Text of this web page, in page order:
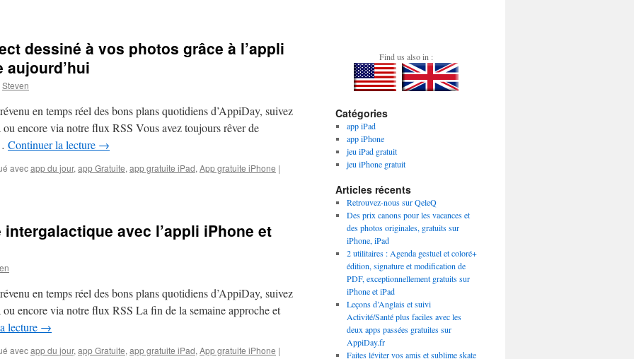
dessiné à vos photos grâce à l’appli
aujourd’hui
Steven
en temps réel des bons plans quotidiens d’AppiDay, suivez
encore via notre flux RSS Vous avez toujours rêver de
Continuer la lecture →
avecapp du jour, app Gratuite, app gratuite iPad, App gratuite iPhone |
avec l’appli iPhone et
en temps réel des bons plans quotidiens d’AppiDay, suivez
encore via notre flux RSS La fin de la semaine approche et
lecture →
avecapp du jour, app Gratuite, app gratuite iPad, App gratuite iPhone |
Find us also in :
Catégories
app iPad
app iPhone
jeu iPad gratuit
jeu iPhone gratuit
Articles récents
Retrouvez-nous sur QeleQ
Des prix canons pour les vacances et
des photos originales, gratuits sur
iPhone, iPad
2 utilitaires : Agenda gestuel et coloré+
édition, signature et modification de
PDF, exceptionnellement gratuits sur
iPhone et iPad
Leçons d’Anglais et suivi
Activité/Santé plus faciles avec les
deux apps passées gratuites sur
AppiDay.fr
Faites léviter vos amis et sublime skate